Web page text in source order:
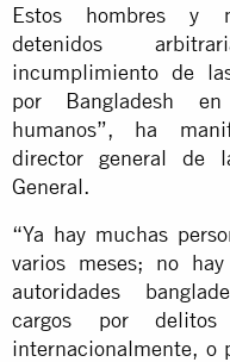
Estos hombres y
detenidos
incumplimiento de
por Bangladesh
humanos”, ha
director general de
General.
“Ya hay muchas
varios meses; no
autoridades
cargos por delitos
internacionalmente, o